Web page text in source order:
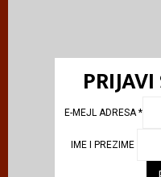
E-MEJL ADRESA*
IME I PREZIME